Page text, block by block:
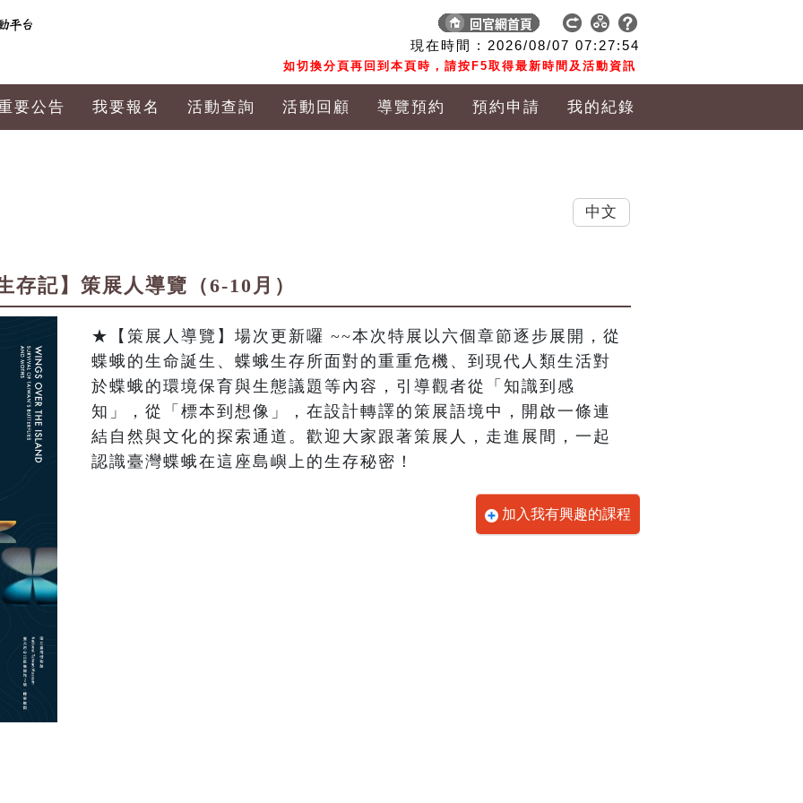
現在時間 : 2026/08/07 07:27:55
如切換分頁再回到本頁時，請按F5取得最新時間及活動資訊
要公告 我要報名 活動查詢 活動回顧 導覽預約 預約申請 我的紀錄
存記】策展人導覽（6-10月）
★【策展人導覽】場次更新囉 ~~本次特展以六個章節逐步展開，從
蝶蛾的生命誕生、蝶蛾生存所面對的重重危機、到現代人類生活對
於蝶蛾的環境保育與生態議題等內容，引導觀者從「知識到感
知」，從「標本到想像」，在設計轉譯的策展語境中，開啟一條連
結自然與文化的探索通道。歡迎大家跟著策展人，走進展間，一起
認識臺灣蝶蛾在這座島嶼上的生存秘密！
加入我有興趣的課程